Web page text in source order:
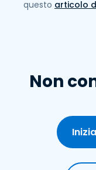
questo articolo
Non